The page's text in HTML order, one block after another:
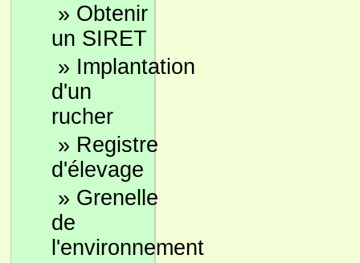
» Obtenir
un SIRET
» Implantation
d'un
rucher
» Registre
d'élevage
» Grenelle
de
l'environnement